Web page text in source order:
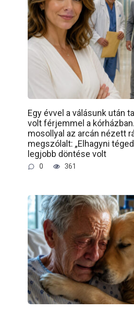
Egy évvel a válásunk után
volt férjemmel a
mosollyal az arcán nézett
megszólalt: „Elhagyni
legjobb döntése volt
0 361